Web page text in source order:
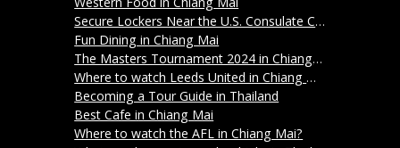
Secure Lockers Near the U.S. Consulate Chiang Mai – Store Your Belongings at Freerolls
Fun Dining in Chiang Mai
The Masters Tournament 2024 in Chiang Mai
Where to watch Leeds United in Chiang Mai?
Becoming a Tour Guide in Thailand
Best Cafe in Chiang Mai
Where to watch the AFL in Chiang Mai?